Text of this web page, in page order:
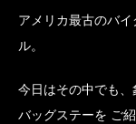
アメリカ最古のバ
ル。
今日はその中でも
バッグステーを ご